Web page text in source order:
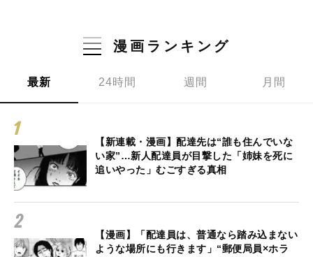
漫画ランキング
最新 24時間 週間 月間
【新連載・漫画】配達先は“誰も住んでいな
い家”…新人配達員が目撃した「姉妹を死に
追いやった」むごすぎる真相
【漫画】「配達員は、普通なら踏み込まない
ような場所にも行きます」“郵便局員×ホラ